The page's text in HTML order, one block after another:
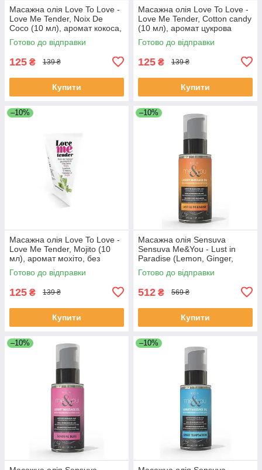
Масажна олія Love To Love -
Love Me Tender, Noix De
Coco (10 мл), аромат кокоса,
без парабенів
Готово до відправки
125 ₴ 139 ₴
Купити
Масажна олія Love To Love -
Love Me Tender, Cotton candy
(10 мл), аромат цукрова
вата, без парабенів
Готово до відправки
125 ₴ 139 ₴
Купити
–10%
Масажна олія Love To Love -
Love Me Tender, Mojito (10
мл), аромат мохіто, без
парабенів
Готово до відправки
125 ₴ 139 ₴
Купити
–10%
Масажна олія Sensuva
Sensuva Me&You - Lust in
Paradise (Lemon, Ginger,
Orange, Vanilla & Sugar) 59 м
Готово до відправки
512 ₴ 569 ₴
Купити
–10% –10%